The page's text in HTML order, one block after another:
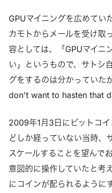
GPUマイニングを広めてい
カモトからメールを受け取
容としては、「GPUマイニ
い」というもので、サトシ
グをするのは分かっていた
don't want to hasten that
2009年1月3日にビットコ
どしか経っていない当時、
スケールすることを望んで
意図的に操作していたと考
にコインが配られるように